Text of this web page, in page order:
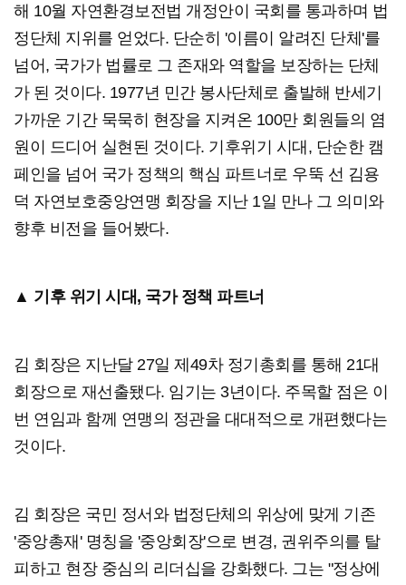
해 10월 자연환경보전법 개정안이 국회를 통과하며 법
정단체 지위를 얻었다. 단순히 '이름이 알려진 단체'를
넘어, 국가가 법률로 그 존재와 역할을 보장하는 단체
가 된 것이다. 1977년 민간 봉사단체로 출발해 반세기
가까운 기간 묵묵히 현장을 지켜온 100만 회원들의 염
원이 드디어 실현된 것이다. 기후위기 시대, 단순한 캠
페인을 넘어 국가 정책의 핵심 파트너로 우뚝 선 김용
덕 자연보호중앙연맹 회장을 지난 1일 만나 그 의미와
향후 비전을 들어봤다.
▲ 기후 위기 시대, 국가 정책 파트너
김 회장은 지난달 27일 제49차 정기총회를 통해 21대
회장으로 재선출됐다. 임기는 3년이다. 주목할 점은 이
번 연임과 함께 연맹의 정관을 대대적으로 개편했다는
것이다.
김 회장은 국민 정서와 법정단체의 위상에 맞게 기존
'중앙총재' 명칭을 '중앙회장'으로 변경, 권위주의를 탈
피하고 현장 중심의 리더십을 강화했다. 그는 "정상에